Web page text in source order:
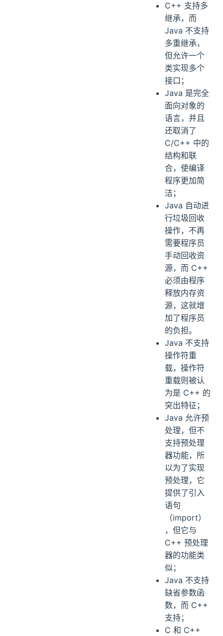
C++ 支持多
继承，而
Java 不支持
多重继承，
但允许一个
类实现多个
接口；
Java 是完全
面向对象的
语言，并且
还取消了
C/C++ 中的
结构和联
合，使编译
程序更加简
洁；
Java 自动进
行垃圾回收
操作，不再
需要程序员
手动回收资
源，而 C++
必须由程序
释放内存资
源，这就增
加了程序员
的负担。
Java 不支持
操作符重
载，操作符
重载则被认
为是 C++ 的
突出特征；
Java 允许预
处理，但不
支持预处理
器功能，所
以为了实现
预处理，它
提供了引入
语句
（import）
，但它与
C++ 预处理
器的功能类
似；
Java 不支持
缺省参数函
数，而 C++
支持；
C 和 C++